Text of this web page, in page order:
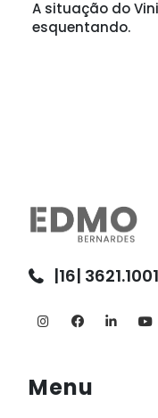
A situação do
esquentando.
|16| 3621.1001
Menu